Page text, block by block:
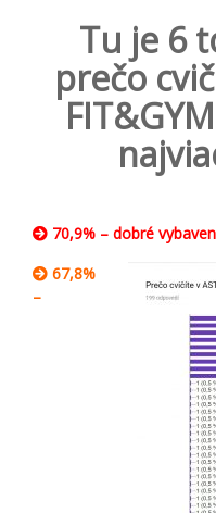
Tu je 6
prečo
70,9% – dobré
67,8%
–